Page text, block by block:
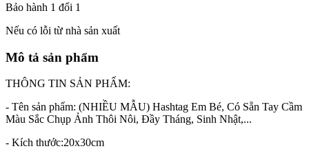
Bảo hành 1 đổi 1
Nếu có lỗi từ nhà sản xuất
Mô tả sản phẩm
THÔNG TIN SẢN PHẨM:
- Tên sản phẩm: (NHIỀU MẪU) Hashtag Em Bé, Có Sẵn Tay Cầm
Màu Sắc Chụp Ảnh Thôi Nôi, Đầy Tháng, Sinh Nhật,...
- Kích thước:20x30cm